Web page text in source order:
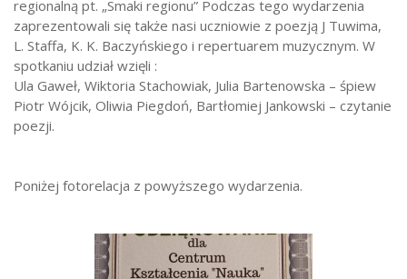
regionalną pt. „Smaki regionu” Podczas tego wydarzenia
zaprezentowali się także nasi uczniowie z poezją J Tuwima,
L. Staffa, K. K. Baczyńskiego i repertuarem muzycznym. W
spotkaniu udział wzięli :
Ula Gaweł, Wiktoria Stachowiak, Julia Bartenowska – śpiew
Piotr Wójcik, Oliwia Piegdoń, Bartłomiej Jankowski – czytanie
poezji.
Poniżej fotorelacja z powyższego wydarzenia.